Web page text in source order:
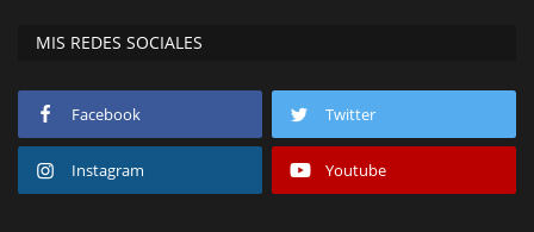
MIS REDES SOCIALES
Facebook Twitter
Instagram Youtube